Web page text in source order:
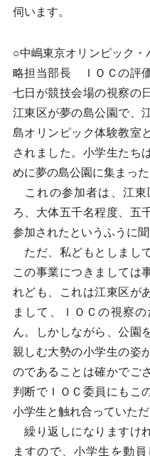
伺います。
○中嶋東京オリンピック
略担当部長 ＩＯＣの評
七日が競技会場の視察の
江東区が夢の島公園で、
島オリンピック体験教室
されました。小学生たち
めに夢の島公園に集まった
これの参加者は、江東
ろ、大体五千名程度、五
参加されたというふうに聞
ただ、私どもとしまし
この事業につきましては
れども、これは江東区が
まして、ＩＯＣの視察
ん。しかしながら、公園
親しむ大勢の小学生の姿
のであることは確かでご
判断でＩＯＣ委員にもこ
小学生と触れ合っていた
繰り返しになりますけ
ますので、小学生を動